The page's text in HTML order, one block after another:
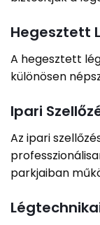
Hegesztett
A hegesztett
különösen
Ipari
Az ipari
parkjaiban